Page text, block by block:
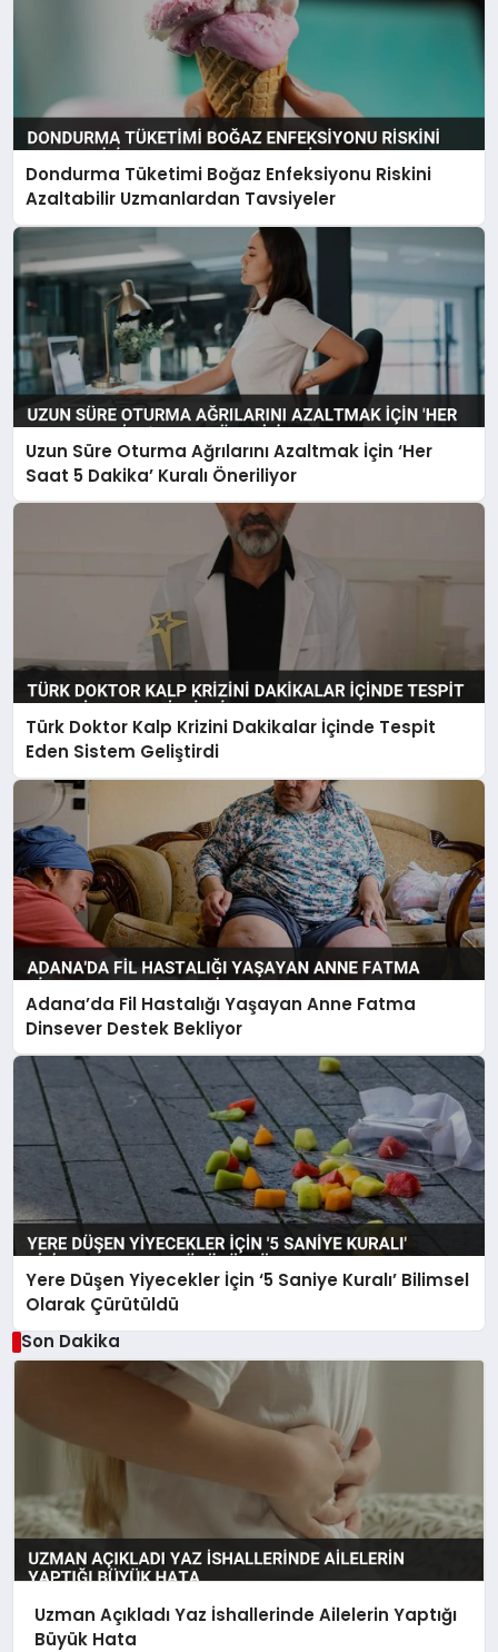
Dondurma Tüketimi Boğaz Enfeksiyonu Riskini
Azaltabilir Uzmanlardan Tavsiyeler
Uzun Süre Oturma Ağrılarını Azaltmak İçin ‘Her
Saat 5 Dakika’ Kuralı Öneriliyor
Türk Doktor Kalp Krizini Dakikalar İçinde Tespit
Eden Sistem Geliştirdi
Adana’da Fil Hastalığı Yaşayan Anne Fatma
Dinsever Destek Bekliyor
Yere Düşen Yiyecekler İçin ‘5 Saniye Kuralı’ Bilimsel
Olarak Çürütüldü
Son Dakika
Uzman Açıkladı Yaz İshallerinde Ailelerin Yaptığı
Büyük Hata